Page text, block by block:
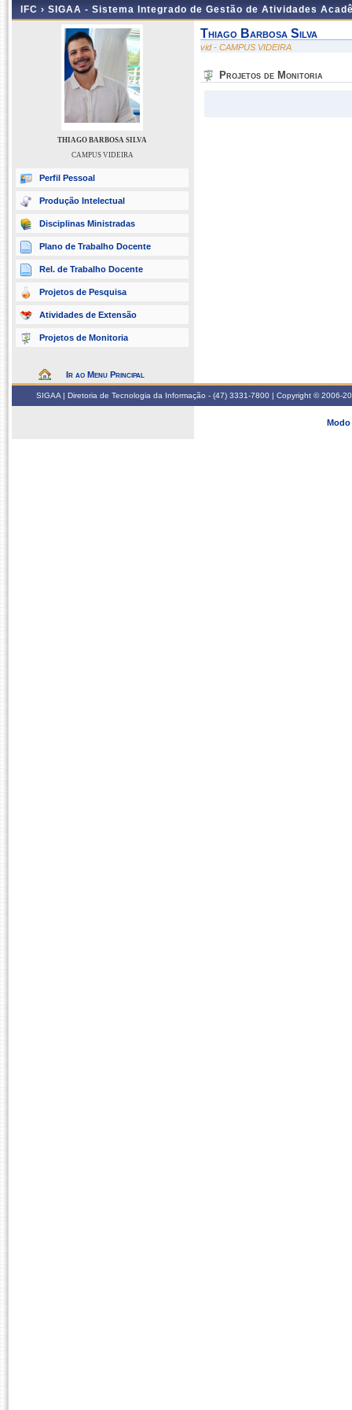
IFC › SIGAA - Sistema Integrado de Gestão de Atividades
THIAGO BARBOSA SILVA
CAMPUS VIDEIRA
Perfil Pessoal
Produção Intelectual
Disciplinas Ministradas
Plano de Trabalho Docente
Rel. de Trabalho Docente
Projetos de Pesquisa
Atividades de Extensão
Projetos de Monitoria
Ir ao Menu Principal
Thiago Barbosa Silva
vid - CAMPUS VIDEIRA
Projetos de Monitoria
SIGAA | Diretoria de Tecnologia da Informação - (47) 3331-7800 | Copyright © 2006-
Modo